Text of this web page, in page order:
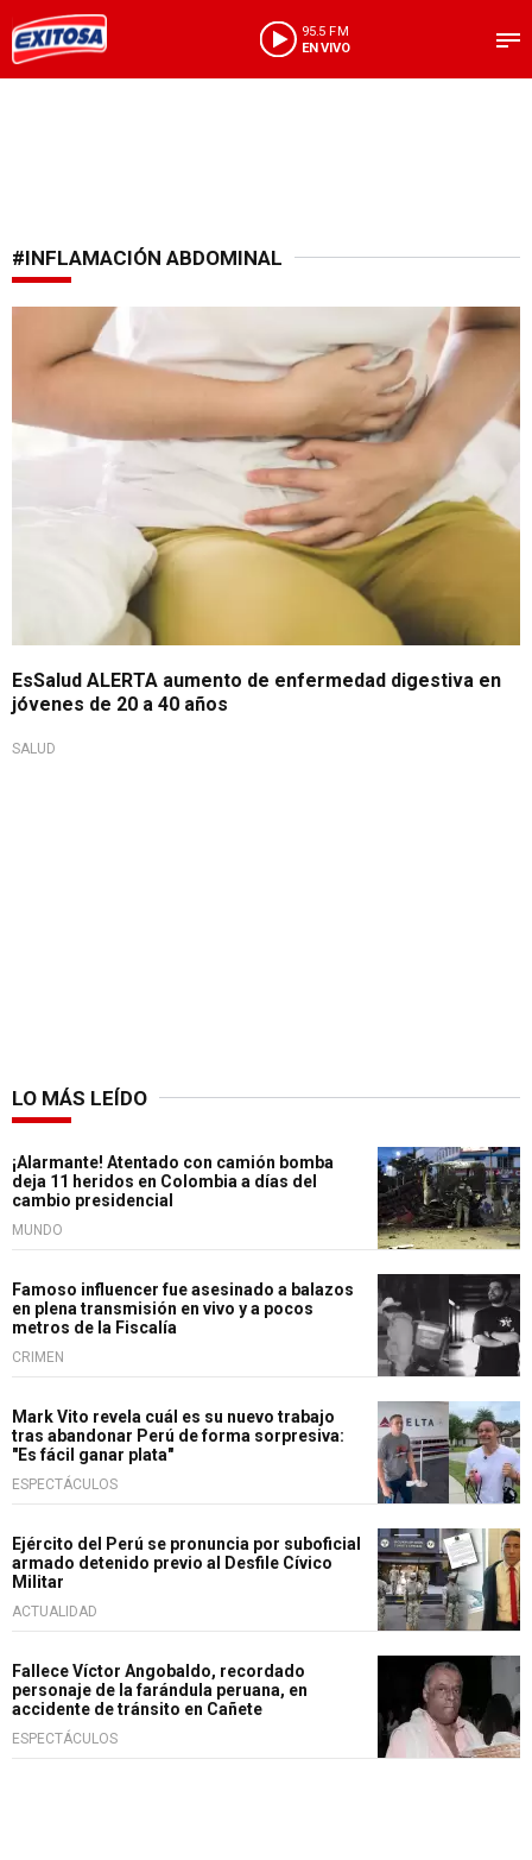
95.5 FM
EN VIVO
#INFLAMACIÓN ABDOMINAL
Atención jóvenes
EsSalud ALERTA aumento de enfermedad digestiva en
jóvenes de 20 a 40 años
SALUD
LO MÁS LEÍDO
¡Alarmante! Atentado con camión bomba
deja 11 heridos en Colombia a días del
cambio presidencial
MUNDO
Famoso influencer fue asesinado a balazos
en plena transmisión en vivo y a pocos
metros de la Fiscalía
CRIMEN
Mark Vito revela cuál es su nuevo trabajo
tras abandonar Perú de forma sorpresiva:
"Es fácil ganar plata"
ESPECTÁCULOS
Ejército del Perú se pronuncia por suboficial
armado detenido previo al Desfile Cívico
Militar
ACTUALIDAD
Fallece Víctor Angobaldo, recordado
personaje de la farándula peruana, en
accidente de tránsito en Cañete
ESPECTÁCULOS